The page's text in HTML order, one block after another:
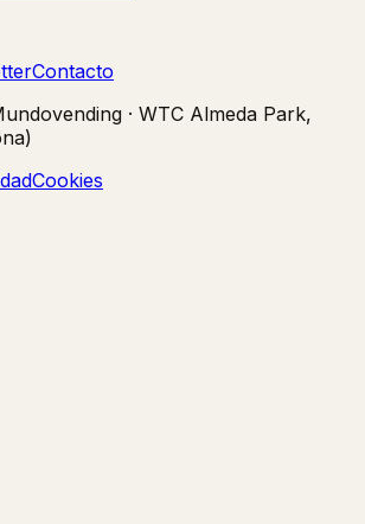
Contacto
· WTC Almeda Park,
Cookies